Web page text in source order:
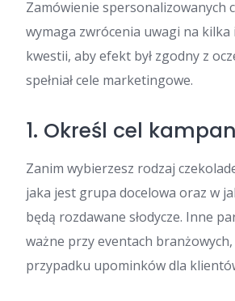
Zamówienie spersonalizowanych
wymaga zwrócenia uwagi na kilka
kwestii, aby efekt był zgodny z
spełniał cele marketingowe.
1. Określ cel
Zanim wybierzesz rodzaj
jaka jest grupa docelowa oraz w
będą rozdawane słodycze. Inne
ważne przy eventach
przypadku upominków dla